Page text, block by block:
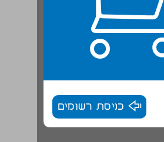
כניסת רשומים